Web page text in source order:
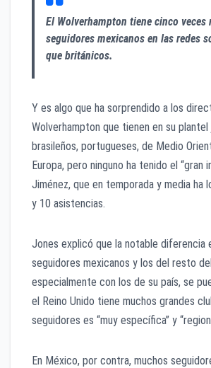
El Wolverhampton tiene cinco veces
seguidores mexicanos en las redes
que británicos.
Y es algo que ha sorprendido a los
Wolverhampton que tienen en su plantel
brasileños, portugueses, de Medio
Europa, pero ninguno ha tenido el “gran
Jiménez, que en temporada y media ha
y 10 asistencias.
Jones explicó que la notable diferencia
seguidores mexicanos y los del resto
especialmente con los de su país, se
el Reino Unido tiene muchos grandes
seguidores es “muy específica” y
En México, por contra, muchos